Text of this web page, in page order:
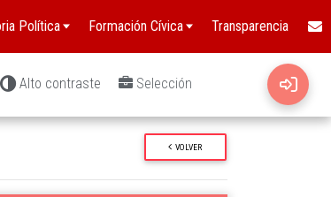
Política Formación Cívica Transparencia
Alto contraste Selección
VOLVER